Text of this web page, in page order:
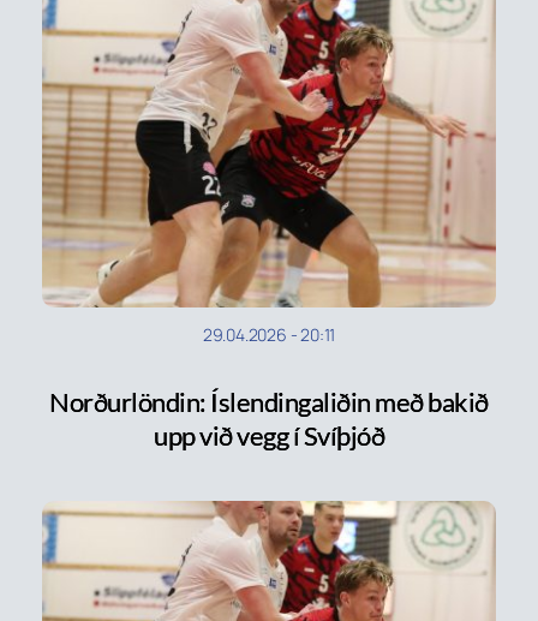
29.04.2026 -20:11
Norðurlöndin: Íslendingaliðin með bakið
upp við vegg í Svíþjóð